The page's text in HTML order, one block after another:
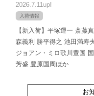
2026.7.11up!
入荷情報
【新入荷】平塚運一 斎藤
森義利 勝平得之 池田満寿
ジョアン・ミロ歌川豊国
芳盛 豊原国周ほか
お